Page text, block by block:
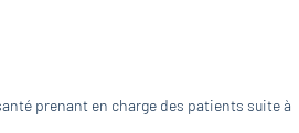
prenant en charge des patients suite à